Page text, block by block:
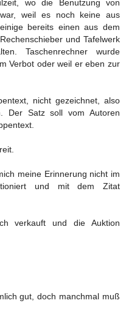
wo die Benutzung von
war, weil es noch keine aus
bereits einen aus dem
und Tafelwerk
Taschenrechner wurde
Verbot oder weil er eben zur
nicht gezeichnet, also
Der Satz soll vom Autoren
meine Erinnerung nicht im
und mit dem Zitat
verkauft und die Auktion
gut, doch manchmal muß